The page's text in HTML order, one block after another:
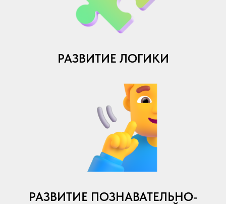
РАЗВИТИЕ ЛОГИКИ
РАЗВИТИЕ ПОЗНАВАТЕЛЬНО-